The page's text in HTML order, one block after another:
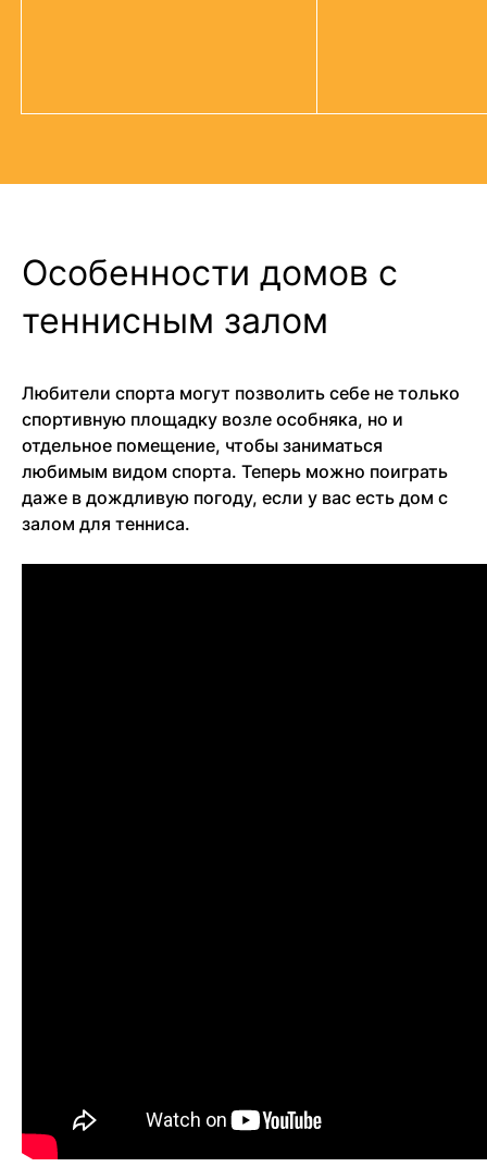
Особенности домов с
теннисным залом
Любители спорта могут позволить себе не только
спортивную площадку возле особняка, но и
отдельное помещение, чтобы заниматься
любимым видом спорта. Теперь можно поиграть
даже в дождливую погоду, если у вас есть дом с
залом для тенниса.